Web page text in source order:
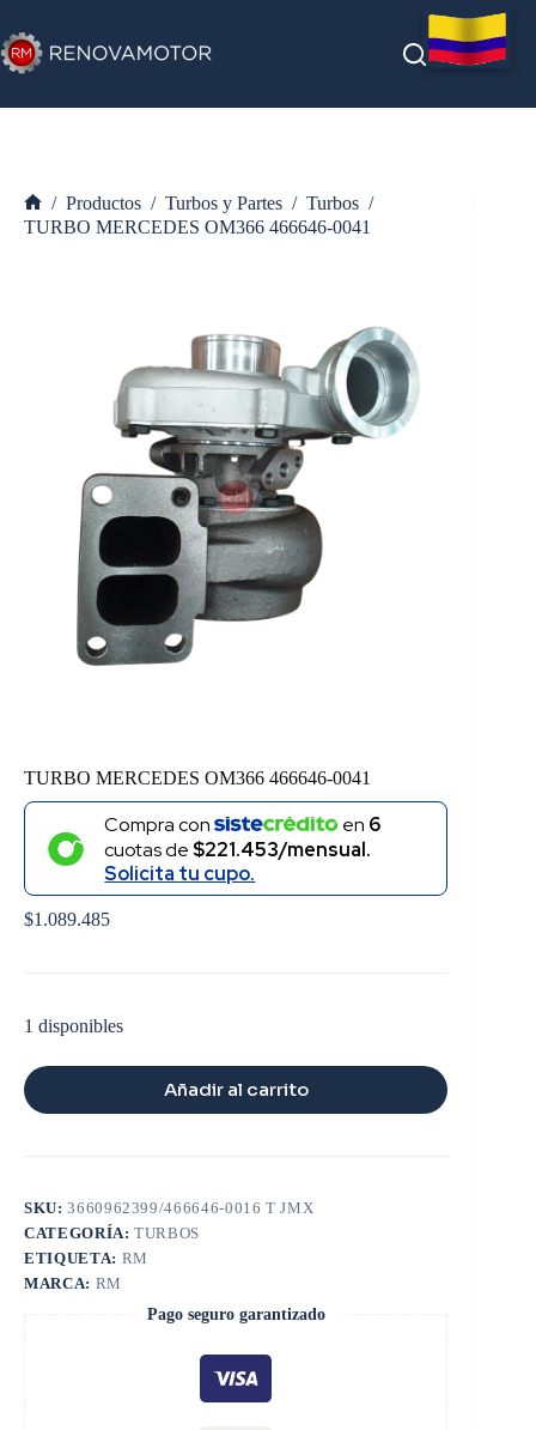
al
contenido
Inicio
/ Productos / Turbos y Partes / Turbos /
TURBO MERCEDES OM366 466646-0041
TURBO MERCEDES OM366 466646-0041
Compra con en 6
cuotas de $221.453/mensual.
Solicita tu cupo.
$1.089.485
1 disponibles
Añadir al carrito
SKU:3660962399/466646-0016 T JMX
CATEGORÍA:TURBOS
ETIQUETA: RM
MARCA: RM
Pago seguro garantizado